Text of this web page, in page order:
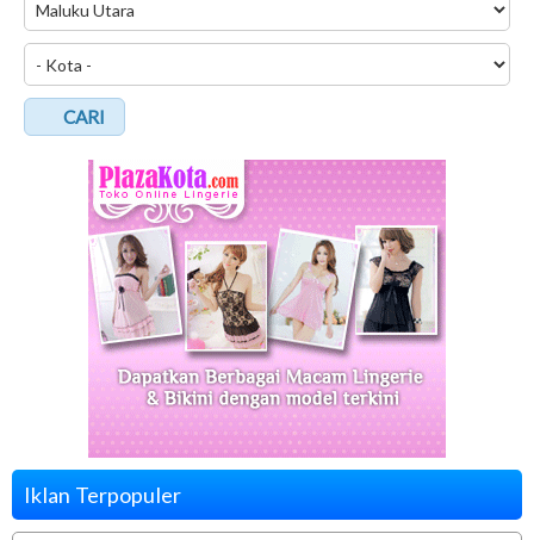
CARI
Iklan Terpopuler